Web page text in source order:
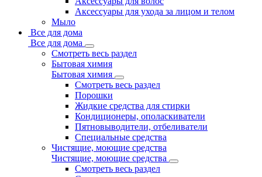
Аксессуары для ухода за лицом и телом
Мыло
Все для дома
Все для дома
Смотреть весь раздел
Бытовая химия
Бытовая химия
Смотреть весь раздел
Порошки
Жидкие средства для стирки
Кондиционеры, ополаскиватели
Пятновыводители, отбеливатели
Специальные средства
Чистящие, моющие средства
Чистящие, моющие средства
Смотреть весь раздел